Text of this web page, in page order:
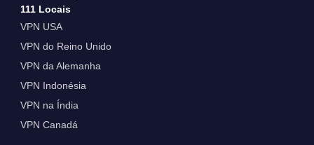
111 Locais
VPN USA
VPN do Reino Unido
VPN da Alemanha
VPN Indonésia
VPN na Índia
VPN Canadá